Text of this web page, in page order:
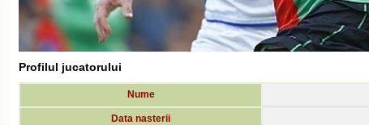
Profilul jucatorului
Nume
Data nasterii